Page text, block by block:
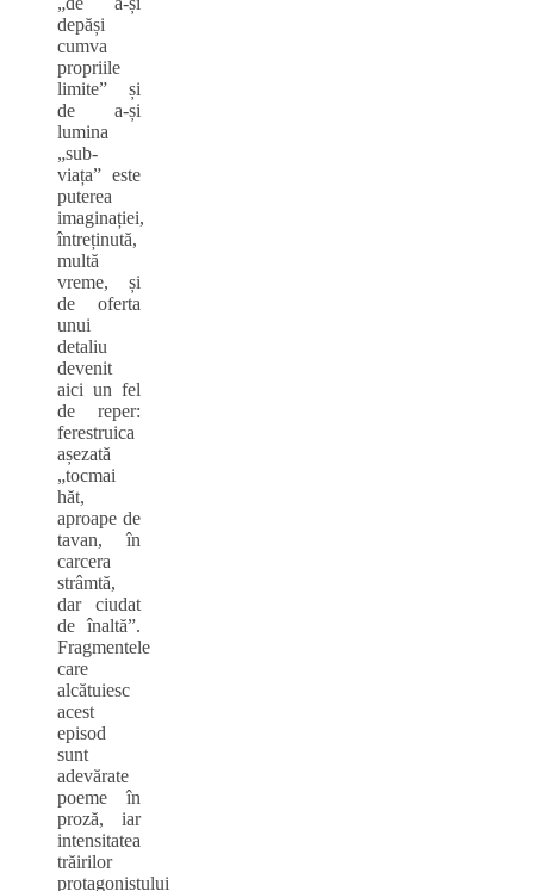
depăși
cumva
propriile
limite” și
de a-și
lumina
„sub-
viața” este
puterea
imaginației,
întreținută,
multă
vreme, și
de oferta
unui
detaliu
devenit
aici un fel
de reper:
ferestruica
așezată
„tocmai
hăt,
aproape de
tavan, în
carcera
strâmtă,
dar ciudat
de înaltă”.
Fragmentele
care
alcătuiesc
acest
episod
sunt
adevărate
poeme în
proză, iar
intensitatea
trăirilor
protagonistului